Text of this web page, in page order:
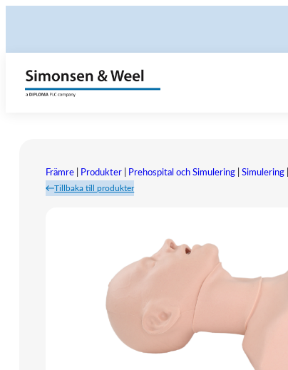
Främre Produkter Prehospital och Simulering |Simulering
Tillbaka till produkter